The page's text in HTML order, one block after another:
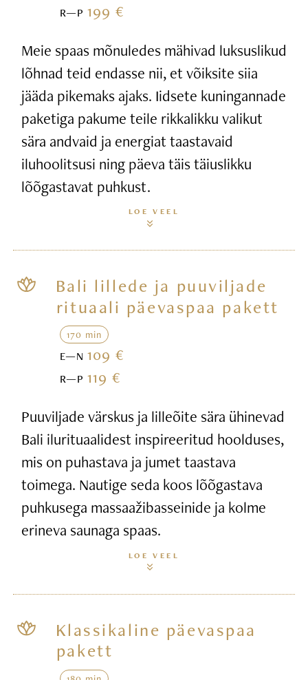
R—P199 €
Meie spaas mõnuledes mähivad luksuslikud
lõhnad teid endasse nii, et võiksite siia
jääda pikemaks ajaks. Iidsete kuningannade
paketiga pakume teile rikkalikku valikut
sära andvaid ja energiat taastavaid
iluhoolitsusi ning päeva täis täiuslikku
lõõgastavat puhkust.
LOE VEEL
Bali lillede ja puuviljade
rituaali päevaspaa pakett
170 min
E—N109 €
R—P119 €
Puuviljade värskus ja lilleõite sära ühinevad
Bali ilurituaalidest inspireeritud hoolduses,
mis on puhastava ja jumet taastava
toimega. Nautige seda koos lõõgastava
puhkusega massaažibasseinide ja kolme
erineva saunaga spaas.
LOE VEEL
Klassikaline päevaspaa
pakett